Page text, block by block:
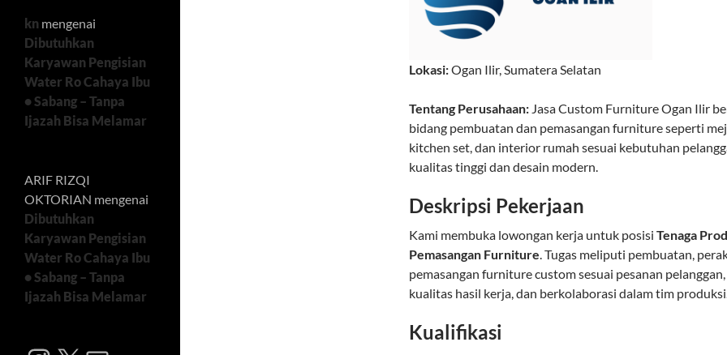
Lokasi:Ogan Ilir,Sumatera Selatan
Tentang Perusahaan: Jasa Custom Furniture Ogan Ilir
bidang pembuatan dan pemasangan furniture seperti
kitchen set, dan interior rumah sesuai kebutuhan
kualitas tinggi dan desain modern.
Deskripsi Pekerjaan
Kami membuka lowongan kerja untuk posisi Tenaga
Pemasangan Furniture. Tugas meliputi pembuatan,
pemasangan furniture custom sesuai pesanan
kualitas hasil kerja, dan berkolaborasi dalam tim
Kualifikasi
kn mengenai
Dibutuhkan
Karyawan Pengisian
Water Ro Cahaya Ibu
• Sabang – Tanpa
Ijazah Bisa Melamar
ARIF RIZQI
OKTORIAN mengenai
Dibutuhkan
Karyawan Pengisian
Water Ro Cahaya Ibu
• Sabang – Tanpa
Ijazah Bisa Melamar